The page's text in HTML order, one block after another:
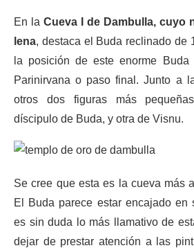
En la Cueva I de Dambulla, cuyo
lena, destaca el Buda reclinado de
la posición de este enorme
Parinirvana o paso final. Junto a
otros dos figuras más
díscipulo de Buda, y otra de Visnu.
Se cree que esta es la cueva más
El Buda parece estar encajado en
es sin duda lo más llamativo de
dejar de prestar atención a las